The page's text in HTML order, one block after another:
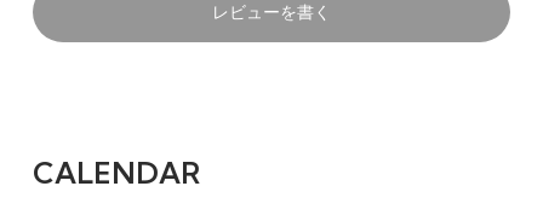
レビューを書く
CALENDAR